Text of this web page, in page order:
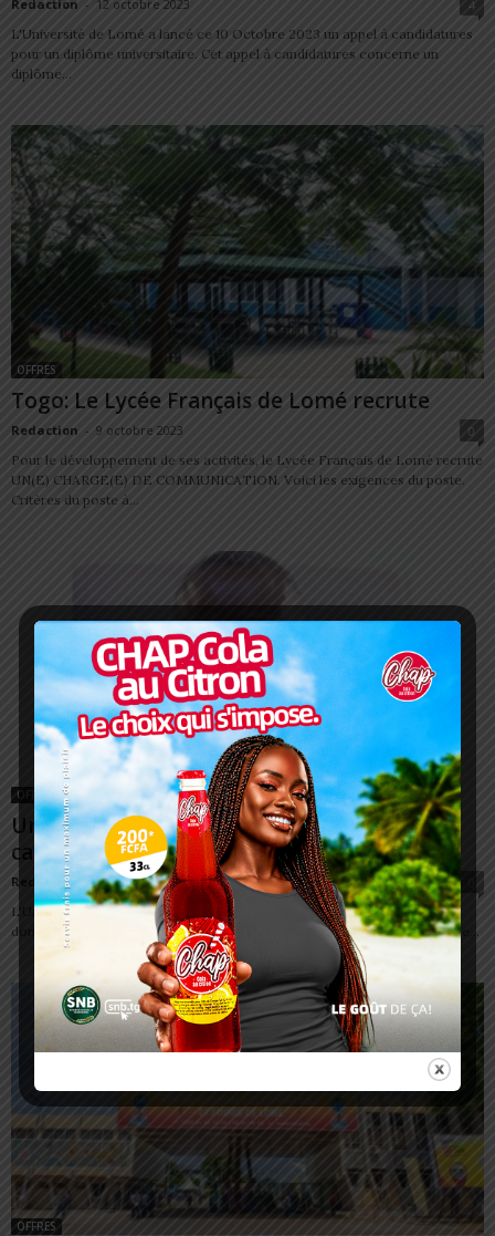
Redaction - 12 octobre 2023
4
L'Université de Lomé a lancé ce 10 Octobre 2023 un appel à candidatures
pour un diplôme universitaire. Cet appel à candidatures concerne un
diplôme...
OFFRES
Togo: Le Lycée Français de Lomé recrute
Redaction - 9 octobre 2023
0
Pour le développement de ses activités, le Lycée Français de Lomé recrute
UN(E) CHARGE(E) DE COMMUNICATION. Voici les exigences du poste.
Critères du poste à...
OFFRES
Université de Lomé: Des appels à
candidatures sont lancés
Redaction 4 octobre 2023
L'Université de Lomé ouvre encore ses portes aux étudiants dans divers
domaines. C'est dans un communiqué en date du 02 Octobre 2023 que le...
OFFRES